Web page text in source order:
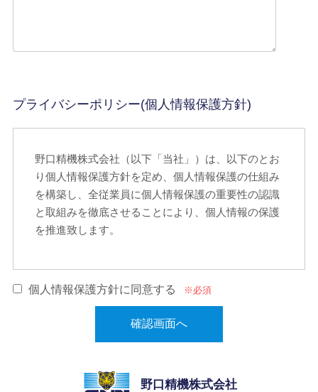
プライバシーポリシー(個人情報保護方針)
野口精機株式会社（以下「当社」）は、以下のとお
り個人情報保護方針を定め、個人情報保護の仕組み
を構築し、全従業員に個人情報保護の重要性の認識
と取組みを徹底させることにより、個人情報の保護
を推進致します。
個人情報の管理
に保ち、個人情報への不正アクセス・紛失・破損・
改ざん・漏洩などを防止するため、セキュリティシ
の必要な措置を講じ、安全対策を実施し個人情報の
個人情報保護方針に同意する ※必須
野口精機株式会社